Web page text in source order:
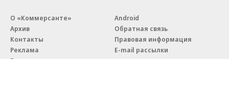
О «Коммерсанте»
Архив
Контакты
Реклама
Вакансии
Android
Обратная связь
Правовая информация
E-mail рассылки